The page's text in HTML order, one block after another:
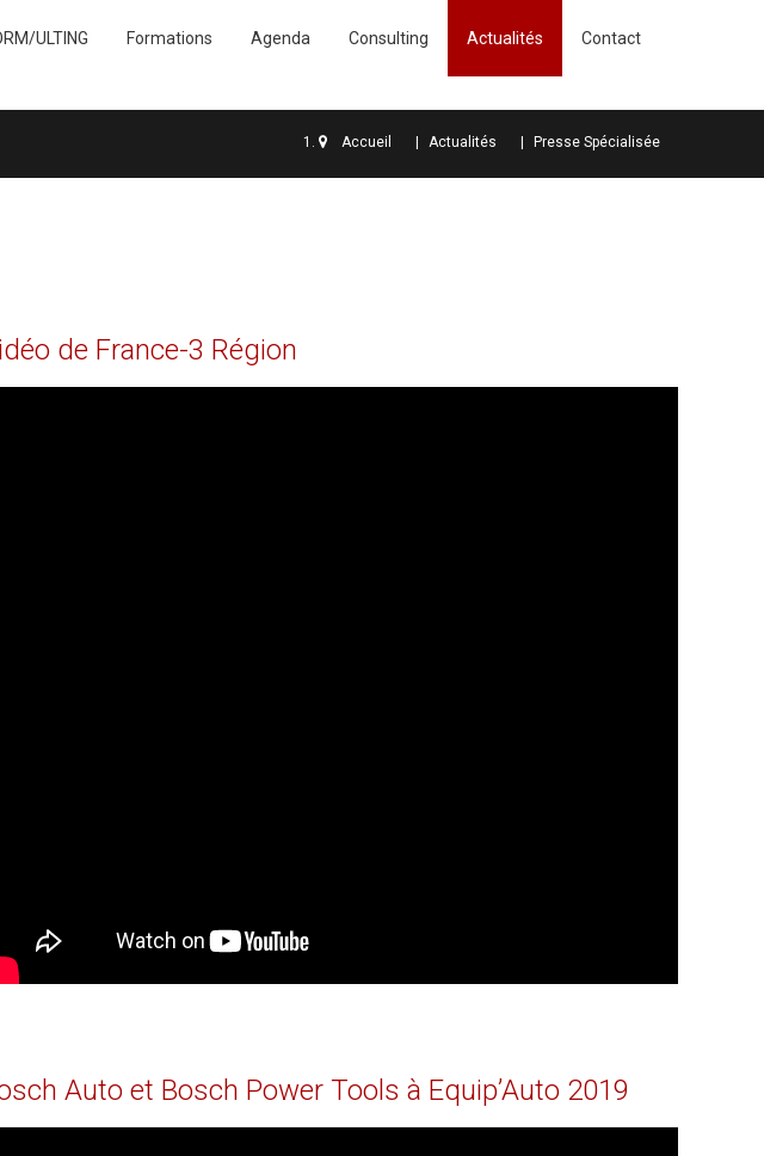
ULTING Formations Agenda Consulting Actualités Contact
Accueil Actualités Presse Spécialisée
de France-3 Région
Auto et Bosch Power Tools à Equip’Auto 2019